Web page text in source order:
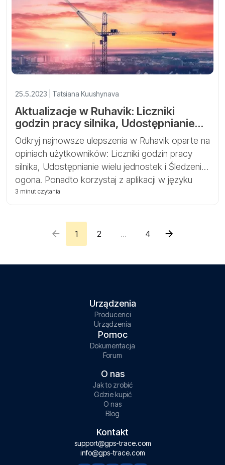
25.5.2023 | Tatsiana Kuushynava
Aktualizacje w Ruhavik: Liczniki
godzin pracy silnika, Udostępnianie
wielu jednostek i Śledzenie ogona
Odkryj najnowsze ulepszenia w Ruhavik oparte na
opiniach użytkowników: Liczniki godzin pracy
silnika, Udostępnianie wielu jednostek i Śledzenie
ogona. Ponadto korzystaj z aplikacji w języku
francuskim.
3 minut czytania
1 2 ... 4
Urządzenia
Producenci
Urządzenia
Pomoc
Dokumentacja
Forum
O nas
Jak to zrobić
Gdzie kupić
O nas
Blog
Kontakt
support@gps-trace.com
info@gps-trace.com